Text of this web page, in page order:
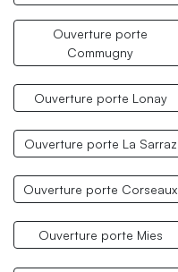
Ouverture porte
Commugny
Ouverture porte Lonay
Ouverture porte La Sarraz
Ouverture porte Corseaux
Ouverture porte Mies